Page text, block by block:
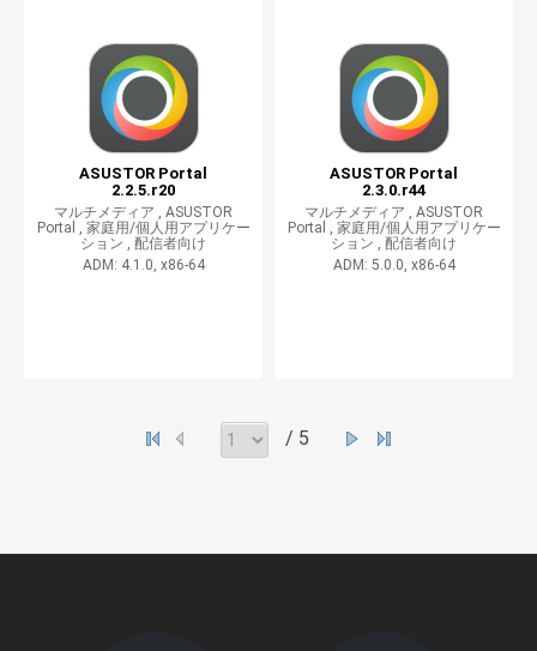
ASUSTOR Portal
2.2.5.r20
マルチメディア , ASUSTOR
Portal , 家庭用/個人用アプリケー
ション , 配信者向け
ADM: 4.1.0, x86-64
ASUSTOR Portal
2.3.0.r44
マルチメディア , ASUSTOR
Portal , 家庭用/個人用アプリケー
ション , 配信者向け
ADM: 5.0.0, x86-64
/ 5